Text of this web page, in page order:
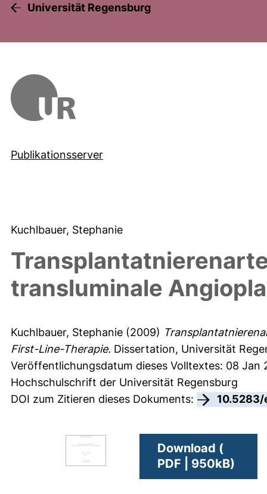
Universität Regensburg
Publikationsserver
Kuchlbauer, Stephanie
transluminale
Kuchlbauer, Stephanie (2009)
First-Line-Therapie. Dissertation, Universität
Veröffentlichungsdatum dieses Volltextes: 08 Jan
Hochschulschrift der Universität Regensburg
DOI zum Zitieren dieses Dokuments:
10.5283/
Download (
PDF | 950kB)